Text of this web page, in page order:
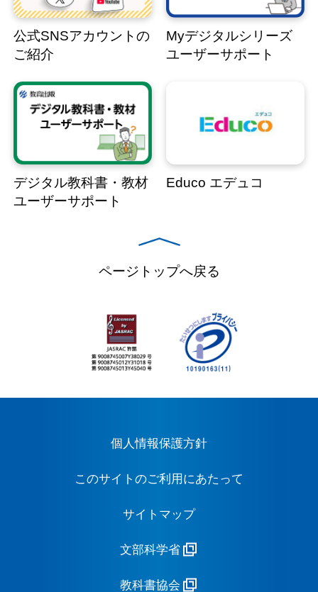
公式SNSアカウントの
ご紹介
Myデジタルシリーズ
ユーザーサポート
デジタル教科書・教材
ユーザーサポート
Educo エデュコ
ページトップへ戻る
個人情報保護方針
このサイトのご利用にあたって
サイトマップ
文部科学省
教科書協会